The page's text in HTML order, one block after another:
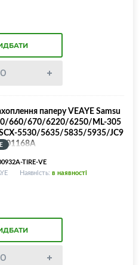
паперу VEAYE Samsu
660/670/6220/6250/ML-305
5530/5635/5835/5935/JC9
01168A
TIRE-VE
Наявність: в наявності